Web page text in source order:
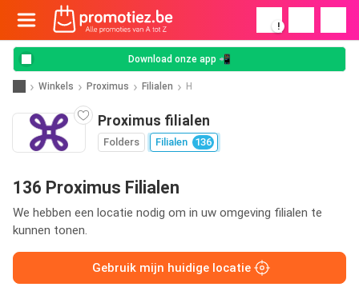
!
Download onze app 📲
Winkels Proximus Filialen H
Proximus filialen
Folders Filialen 136
136 Proximus Filialen
We hebben een locatie nodig om in uw omgeving filialen te
kunnen tonen.
Gebruik mijn huidige locatie